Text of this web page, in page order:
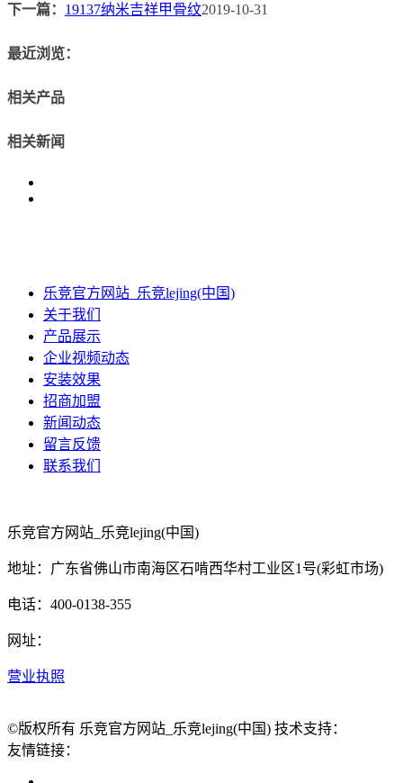
下一篇： 19137纳米吉祥甲骨纹2019-10-31
最近浏览：
相关产品
相关新闻
乐竞官方网站_乐竞lejing(中国)
关于我们
产品展示
企业视频动态
安装效果
招商加盟
新闻动态
留言反馈
联系我们
乐竞官方网站_乐竞lejing(中国)
地址：广东省佛山市南海区石啃西华村工业区1号(彩虹市场)
电话：400-0138-355
网址：
营业执照
©版权所有 乐竞官方网站_乐竞lejing(中国) 技术支持：
友情链接：